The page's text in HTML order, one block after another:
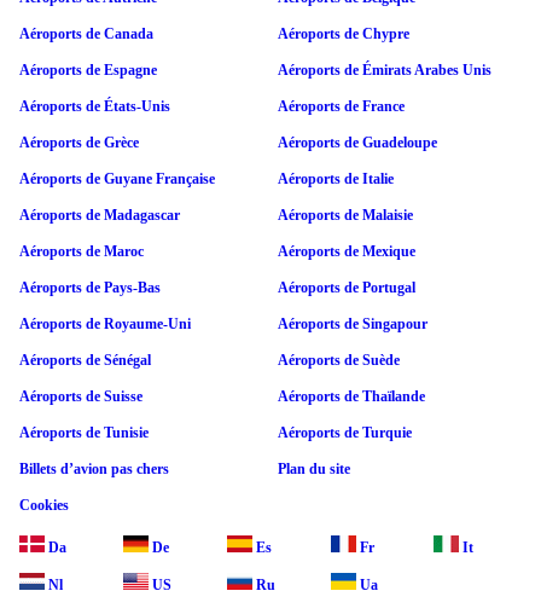
Aéroports de Canada Aéroports de Chypre
Aéroports de Espagne Aéroports de Émirats Arabes Unis
Aéroports de États-Unis Aéroports de France
Aéroports de Grèce Aéroports de Guadeloupe
Aéroports de Guyane Française Aéroports de Italie
Aéroports de Madagascar Aéroports de Malaisie
Aéroports de Maroc Aéroports de Mexique
Aéroports de Pays-Bas Aéroports de Portugal
Aéroports de Royaume-Uni Aéroports de Singapour
Aéroports de Sénégal Aéroports de Suède
Aéroports de Suisse Aéroports de Thaïlande
Aéroports de Tunisie Aéroports de Turquie
Billets d’avion pas chers Plan du site
Cookies
Da De Es Fr It
Nl US Ru Ua